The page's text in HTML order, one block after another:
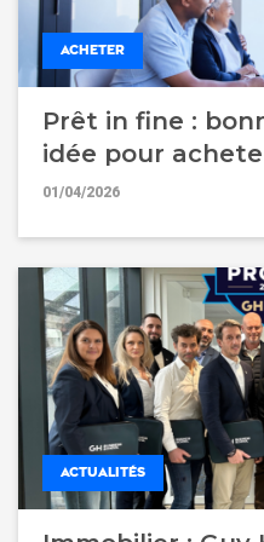
ACHETER
Prêt in fine :
idée pour
01/04/2026
ACTUALITÉS